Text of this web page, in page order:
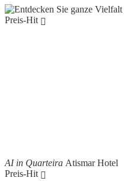
Preis-Hit
AI in Quarteira Atismar Hotel
Preis-Hit